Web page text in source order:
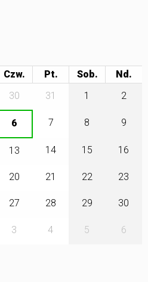
Czw. Pt.
Sob.
30 31 1 2
6 7 8 9
13 14 15 16
20 21 22 23
27 28 29 30
3 4 5 6